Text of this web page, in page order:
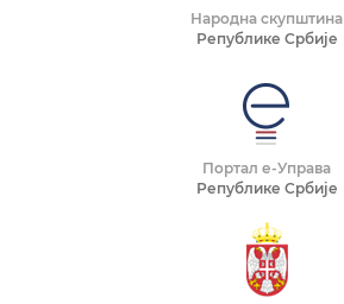
Народна скупштина
Републике Србије
Портал е-Управа
Републике Србије